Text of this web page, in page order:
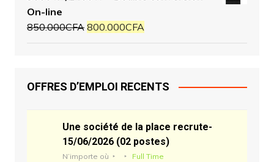
On-line
850.000CFA 800.000CFA
OFFRES D’EMPLOI RECENTS
Une société de la place recrute-
15/06/2026 (02 postes)
N’importe où Full Time